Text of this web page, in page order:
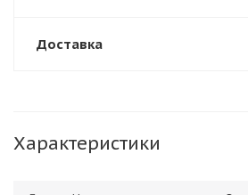
Доставка
Характеристики